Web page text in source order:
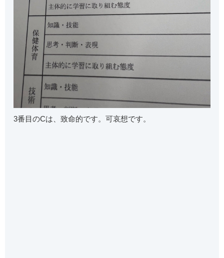
3番目のCは、致命的です。可哀想です。